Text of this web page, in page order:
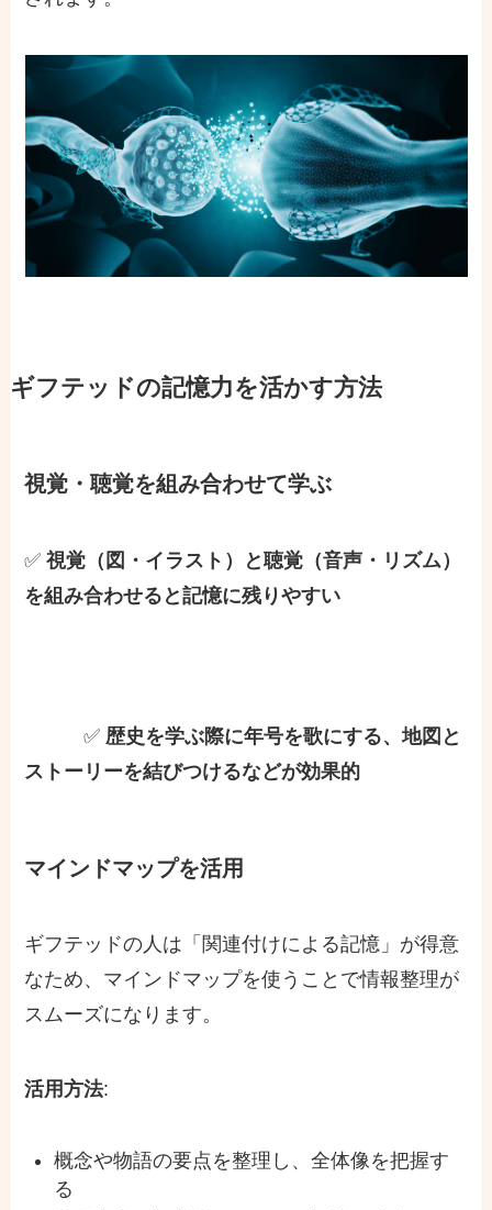
ギフテッドの記憶力を活かす方法
視覚・聴覚を組み合わせて学ぶ
✅視覚（図・イラスト）と聴覚（音声・リズム）
を組み合わせると記憶に残りやすい
✅ 歴史を学ぶ際に年号を歌にする、地図と
ストーリーを結びつけるなどが効果的
マインドマップを活用
ギフテッドの人は「関連付けによる記憶」が得意
なため、マインドマップを使うことで情報整理が
スムーズになります。
活用方法:
概念や物語の要点を整理し、全体像を把握す
る